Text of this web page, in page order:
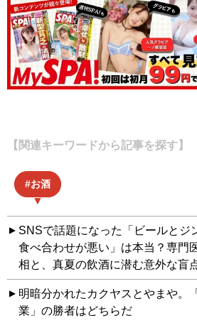
【関連キーワードから記事を探す】
お酒
SNSで話題になった「ビールとジ
食べ合わせが悪い」は本当？専門
相と、真夏の飲酒に潜む意外な盲
明暗分かれたカクヤスとやまや。
業」の勝者はどちらだ